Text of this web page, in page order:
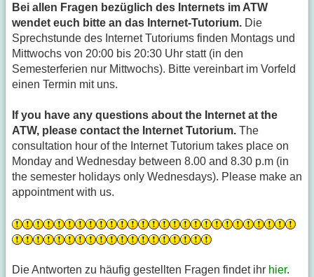
Bei allen Fragen bezüglich des Internets im ATW
wendet euch bitte an das Internet-Tutorium. Die
Sprechstunde des Internet Tutoriums finden Montags und
Mittwochs von 20:00 bis 20:30 Uhr statt (in den
Semesterferien nur Mittwochs). Bitte vereinbart im Vorfeld
einen Termin mit uns.
If you have any questions about the Internet at the
ATW, please contact the Internet Tutorium. The
consultation hour of the Internet Tutorium takes place on
Monday and Wednesday between 8.00 and 8.30 p.m (in
the semester holidays only Wednesdays). Please make an
appointment with us.
Die Antworten zu häufig gestellten Fragen findet ihr hier.